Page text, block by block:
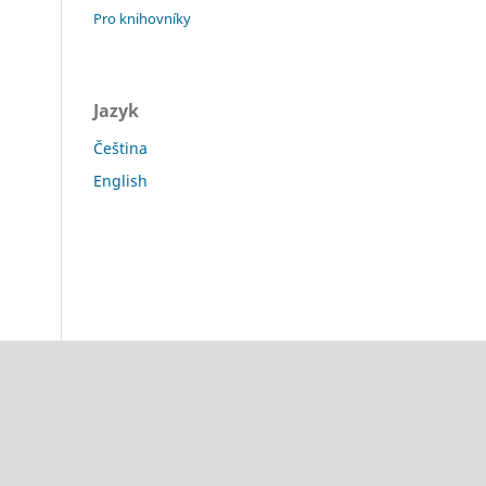
Pro knihovníky
Jazyk
Čeština
English